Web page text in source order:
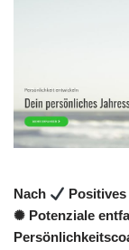
Nach
✺ Potenziale